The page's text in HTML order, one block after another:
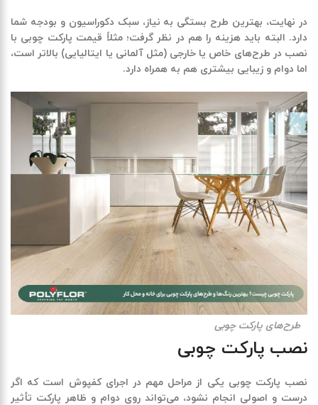
در نهایت، بهترین طرح بستگی به نیاز، سبک دکوراسیون و بودجه شما
دارد. البته باید هزینه را هم در نظر گرفت؛ مثلاً قیمت پارکت چوبی با
نصب در طرح‌های خاص یا خارجی (مثل آلمانی یا ایتالیایی) بالاتر است،
اما دوام و زیبایی بیشتری هم به همراه دارد.
طرح‌های پارکت چوبی
نصب پارکت چوبی
نصب پارکت چوبی یکی از مراحل مهم در اجرای کفپوش است که اگر
درست و اصولی انجام نشود، می‌تواند روی دوام و ظاهر پارکت تأثیر